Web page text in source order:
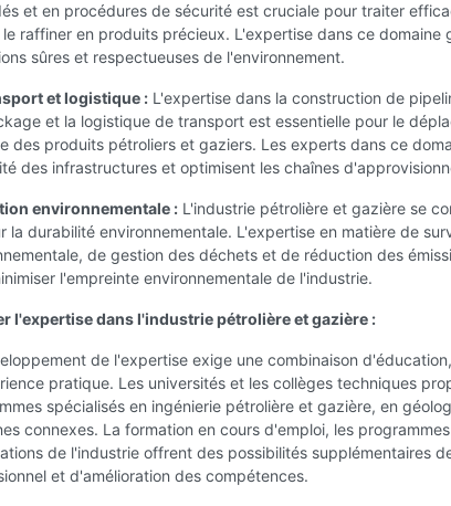
et en procédures de sécurité est cruciale pour traiter
raffiner en produits précieux. L'expertise dans ce domaine
sûres et respectueuses de l'environnement.
et logistique : L'expertise dans la construction de
et la logistique de transport est essentielle pour le
des produits pétroliers et gaziers. Les experts dans ce
des infrastructures et optimisent les chaînes
environnementale : L'industrie pétrolière et gazière se
la durabilité environnementale. L'expertise en matière de
de gestion des déchets et de réduction des
l'empreinte environnementale de l'industrie.
l'expertise dans l'industrie pétrolière et gazière :
de l'expertise exige une combinaison
pratique. Les universités et les collèges techniques
spécialisés en ingénierie pétrolière et gazière, en
connexes. La formation en cours d'emploi, les
de l'industrie offrent des possibilités supplémentaires
et d'amélioration des compétences.